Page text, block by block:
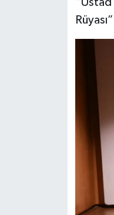
“Üstad